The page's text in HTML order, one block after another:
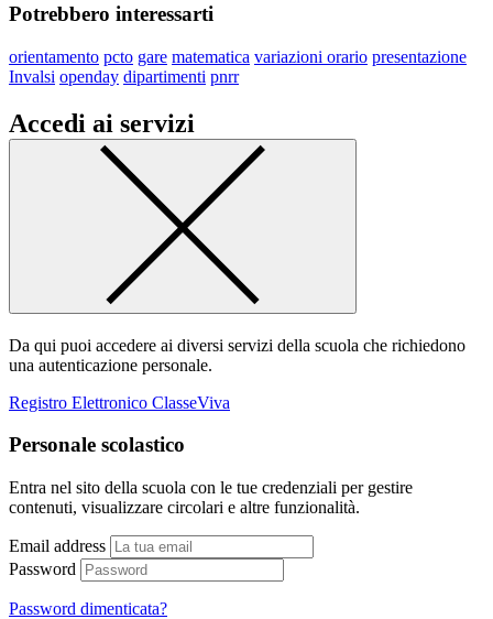
Potrebbero interessarti
orientamento pcto gare matematica variazioni orario presentazione
Invalsi openday dipartimenti pnrr
Accedi ai servizi
Da qui puoi accedere ai diversi servizi della scuola che richiedono
una autenticazione personale.
Registro Elettronico ClasseViva
Personale scolastico
Entra nel sito della scuola con le tue credenziali per gestire
contenuti, visualizzare circolari e altre funzionalità.
Email address
Password
Password dimenticata?